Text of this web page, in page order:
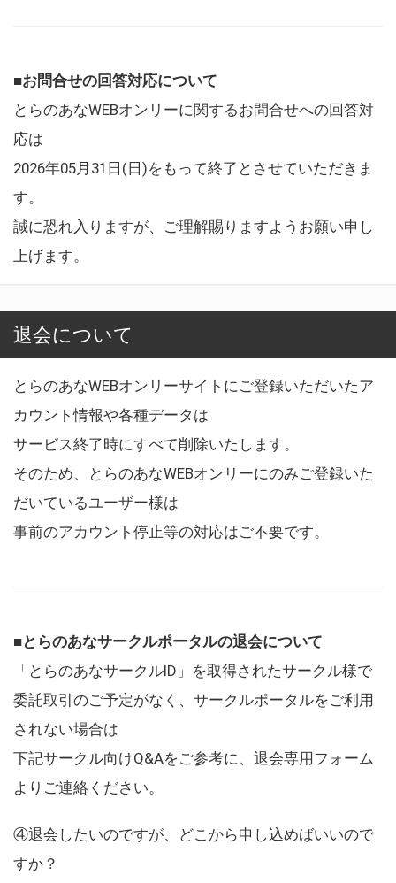
■お問合せの回答対応について
とらのあなWEBオンリーに関するお問合せへの回答対
応は
2026年05月31日(日)をもって終了とさせていただきま
す。
誠に恐れ入りますが、ご理解賜りますようお願い申し
上げます。
退会について
とらのあなWEBオンリーサイトにご登録いただいたア
カウント情報や各種データは
サービス終了時にすべて削除いたします。
そのため、とらのあなWEBオンリーにのみご登録いた
だいているユーザー様は
事前のアカウント停止等の対応はご不要です。
■とらのあなサークルポータルの退会について
「とらのあなサークルID」を取得されたサークル様で
委託取引のご予定がなく、サークルポータルをご利用
されない場合は
下記サークル向けQ&Aをご参考に、退会専用フォーム
よりご連絡ください。
④退会したいのですが、どこから申し込めばいいので
すか？